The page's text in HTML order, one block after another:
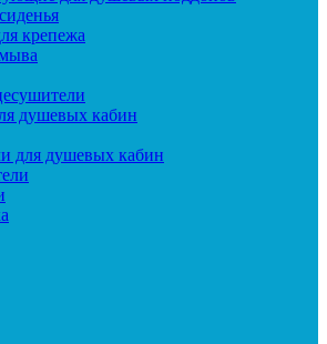
крепежа
душевых кабин
для душевых кабин